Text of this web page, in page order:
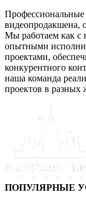
Профессиональные
видеопродакшена,
Мы работаем как с
опытными
проектами,
конкурентного
наша команда
проектов в разных
ПОПУЛЯРНЫЕ